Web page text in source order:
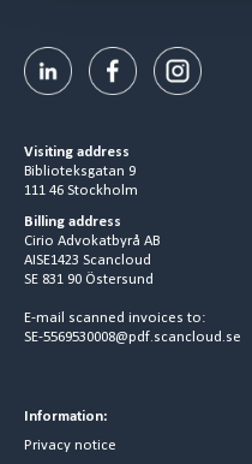
Visiting address
Biblioteksgatan 9
111 46 Stockholm
Billing address
Cirio Advokatbyrå AB
AISE1423 Scancloud
SE 831 90 Östersund
E-mail scanned invoices to:
SE-5569530008@pdf.scancloud.se
Information:
Privacy notice